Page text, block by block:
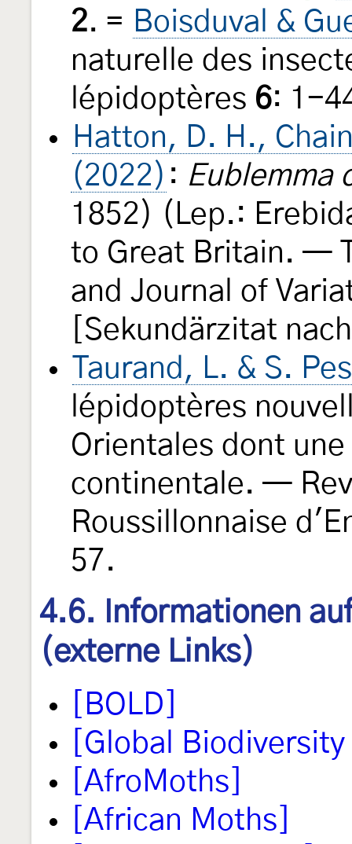
2. = Boisduval &
naturelle des
lépidoptères 6: 1-
Hatton, D. H.,
(2022) : Eublemma
1852) (Lep.:
to Great Britain. —
and Journal of
[Sekundärzitat
Taurand, L. & S.
lépidoptères
Orientales dont
continentale. —
Roussillonnaise
57.
4.6. Informationen
(externe Links)
[BOLD]
[Global
[AfroMoths]
[African Moths]